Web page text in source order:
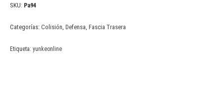
SKU: Pa94
Categorías: Colisión Defensa Fascia Trasera
Etiqueta: yunkeonline